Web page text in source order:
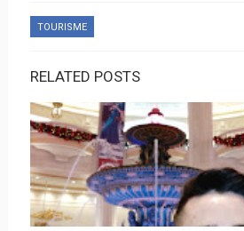
TOURISME
RELATED POSTS